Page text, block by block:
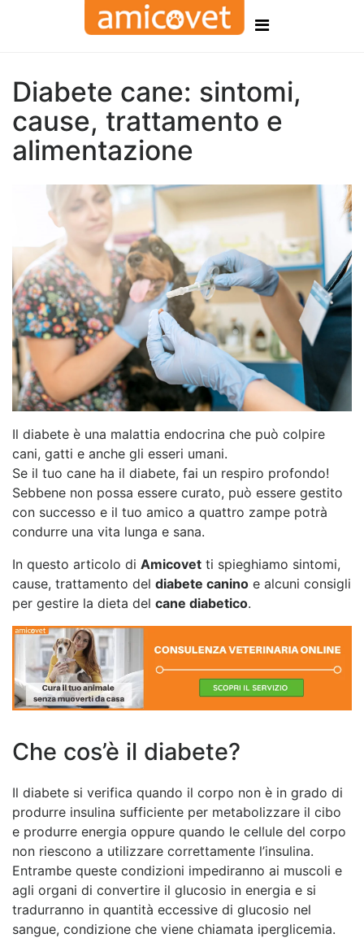
Diabete cane: sintomi,
cause, trattamento e
alimentazione
Il diabete è una malattia endocrina che può colpire
cani, gatti e anche gli esseri umani.
Se il tuo cane ha il diabete, fai un respiro profondo!
Sebbene non possa essere curato, può essere gestito
con successo e il tuo amico a quattro zampe potrà
condurre una vita lunga e sana.
In questo articolo di Amicovet ti spieghiamo sintomi,
cause, trattamento del diabete canino e alcuni consigli
per gestire la dieta del cane diabetico.
Che cos’è il diabete?
Il diabete si verifica quando il corpo non è in grado di
produrre insulina sufficiente per metabolizzare il cibo
e produrre energia oppure quando le cellule del corpo
non riescono a utilizzare correttamente l’insulina.
Entrambe queste condizioni impediranno ai muscoli e
agli organi di convertire il glucosio in energia e si
tradurranno in quantità eccessive di glucosio nel
sangue, condizione che viene chiamata iperglicemia.